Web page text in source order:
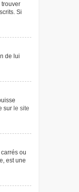
trouver
Si
de lui
sur le site
ou
est une